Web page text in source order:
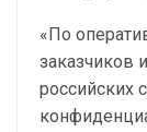
«По
заказчиков
российских